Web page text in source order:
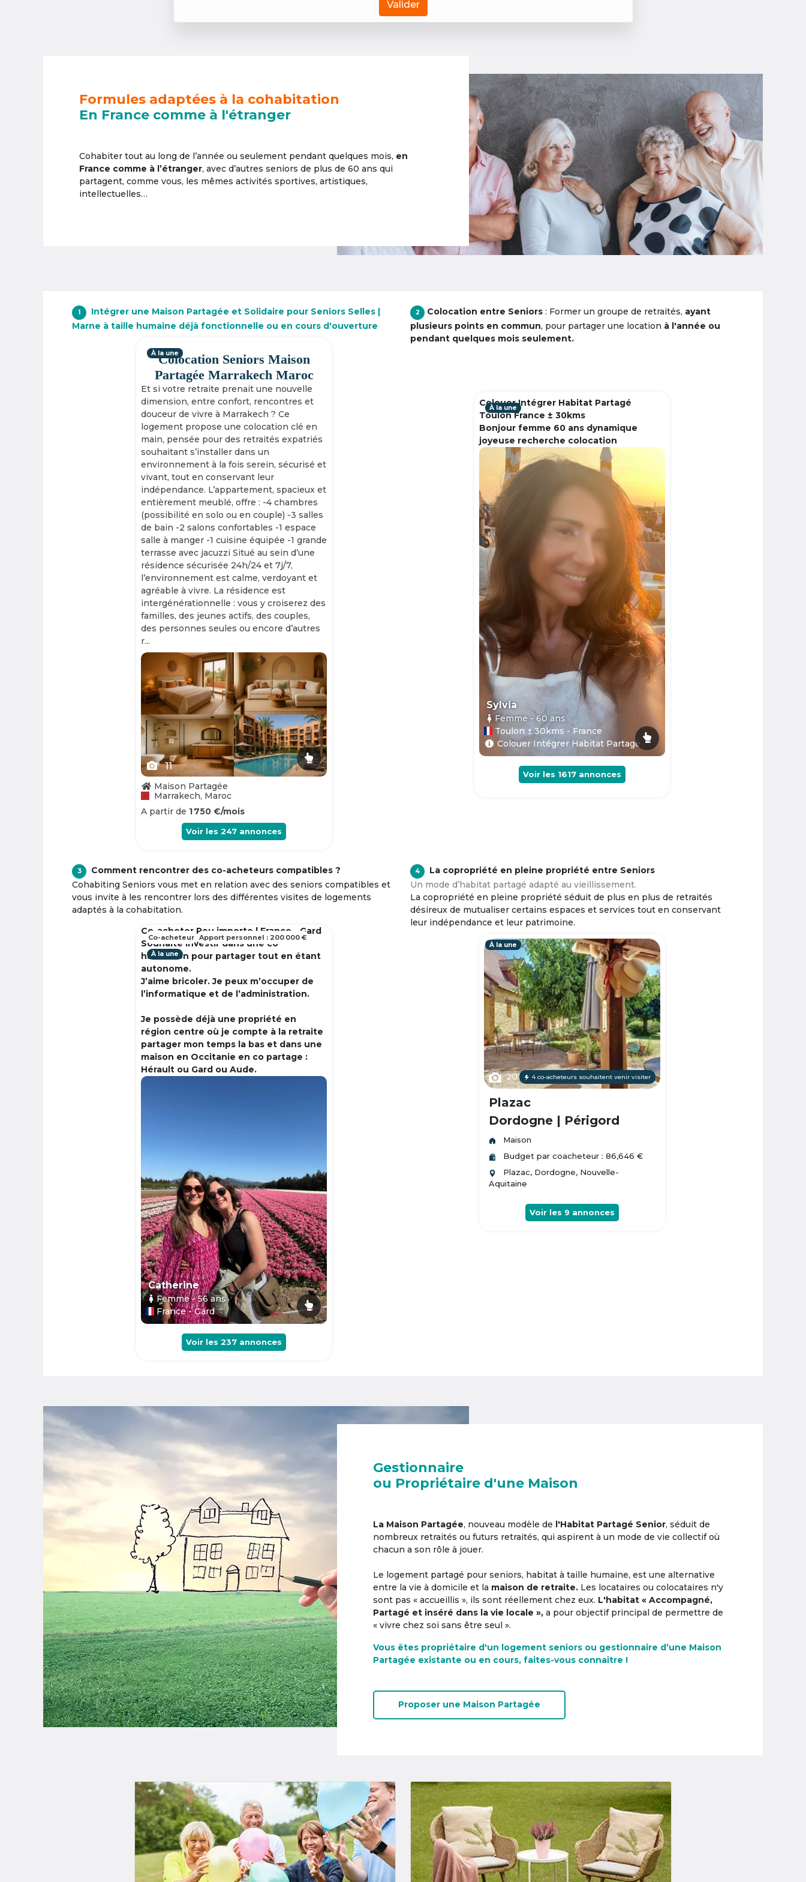
Valider
Formules adaptées à la cohabitation
En France comme à l'étranger
Cohabiter tout au long de l’année ou seulement pendant quelques mois, en
France comme à l’étranger, avec d’autres seniors de plus de 60 ans qui
partagent, comme vous, les mêmes activités sportives, artistiques,
intellectuelles…
1
Intégrer une Maison Partagée et Solidaire pour Seniors Selles |
Marne à taille humaine déjà fonctionnelle ou en cours d'ouverture
Colocation Seniors Maison
Partagée Marrakech Maroc
Et si votre retraite prenait une nouvelle
dimension, entre confort, rencontres et
douceur de vivre à Marrakech ? Ce
logement propose une colocation clé en
main, pensée pour des retraités expatriés
souhaitant s’installer dans un
environnement à la fois serein, sécurisé et
vivant, tout en conservant leur
indépendance. L’appartement, spacieux et
entièrement meublé, offre : -4 chambres
(possibilité en solo ou en couple) -3 salles
de bain -2 salons confortables -1 espace
salle à manger -1 cuisine équipée -1 grande
terrasse avec jacuzzi Situé au sein d’une
résidence sécurisée 24h/24 et 7j/7,
l’environnement est calme, verdoyant et
agréable à vivre. La résidence est
intergénérationnelle : vous y croiserez des
familles, des jeunes actifs, des couples,
des personnes seules ou encore d’autres
r...
À la une
Slide 1 of 11
11
Maison Partagée
Marrakech, Maroc
A partir de 1 750 €/mois
Voir les 247 annonces
2 Colocation entre Seniors : Former un groupe de retraités, ayant
plusieurs points en commun, pour partager une location à l'année ou
pendant quelques mois seulement.
Colouer Intégrer Habitat Partagé
Toulon France ± 30kms
Bonjour femme 60 ans dynamique
joyeuse recherche colocation
À la une
Sylvia
Femme - 60ans
Toulon ± 30kms - France
Colouer Intégrer Habitat Partagé
Voir les 1617 annonces
3
Comment rencontrer des co-acheteurs compatibles ?
Cohabiting Seniors vous met en relation avec des seniors compatibles et
vous invite à les rencontrer lors des différentes visites de logements
adaptés à la cohabitation.
Co-acheter Peu importe | France - Gard
Souhaite investir dans une co
habitation pour partager tout en étant
autonome.
J’aime bricoler. Je peux m’occuper de
l’informatique et de l’administration.
Je possède déjà une propriété en
région centre où je compte à la retraite
partager mon temps la bas et dans une
maison en Occitanie en co partage :
Hérault ou Gard ou Aude.
À la une
Catherine
Femme- 56ans
France - Gard
Co-acheteur Apport personnel : 200 000 €
Voir les 237 annonces
4
La copropriété en pleine propriété entre Seniors
Un mode d’habitat partagé adapté au vieillissement.
La copropriété en pleine propriété séduit de plus en plus de retraités
désireux de mutualiser certains espaces et services tout en conservant
leur indépendance et leur patrimoine.
À la une
20 4 co-acheteurs souhaitent venir visiter
Plazac
Dordogne | Périgord
Maison
Budget par coacheteur : 86,646 €
Plazac, Dordogne, Nouvelle-
Aquitaine
Voir les 9 annonces
Gestionnaire
ou Propriétaire d'une Maison
La Maison Partagée, nouveau modèle de l'Habitat Partagé Senior, séduit de
nombreux retraités ou futurs retraités, qui aspirent à un mode de vie collectif où
chacun a son rôle à jouer.
Le logement partagé pour seniors, habitat à taille humaine, est une alternative
entre la vie à domicile et la maison de retraite. Les locataires ou colocataires n'y
sont pas « accueillis », ils sont réellement chez eux. L'habitat « Accompagné,
Partagé et inséré dans la vie locale », a pour objectif principal de permettre de
« vivre chez soi sans être seul ».
Vous êtes propriétaire d'un logement seniors ou gestionnaire d’une Maison
Partagée existante ou en cours, faites-vous connaître !
Proposer une Maison Partagée